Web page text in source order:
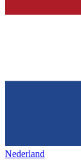
Nederland